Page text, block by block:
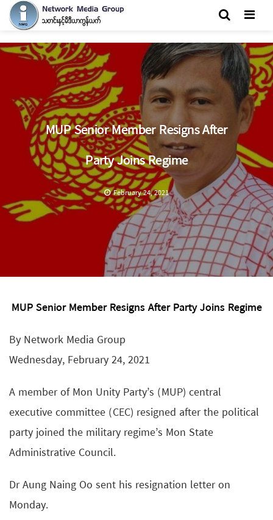
MUP Senior Member Resigns After
Party Joins Regime
February 24, 2021
MUP Senior Member Resigns After Party Joins Regime
By Network Media Group
Wednesday, February 24, 2021
A member of Mon Unity Party’s (MUP) central
executive committee (CEC) resigned after the political
party joined the military regime’s Mon State
Administrative Council.
Dr Aung Naing Oo sent his resignation letter on
Monday.